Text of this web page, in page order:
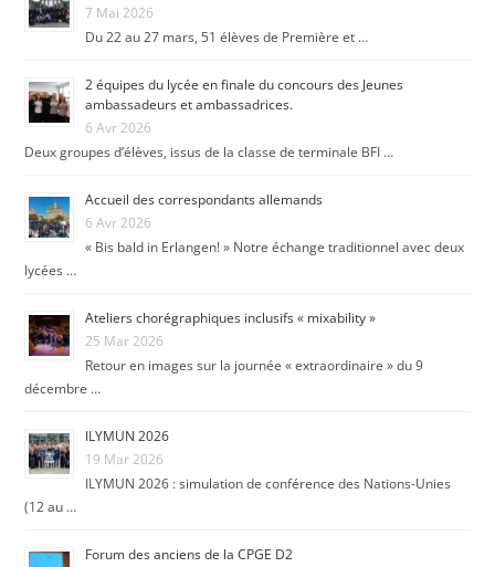
7 Mai 2026
Du 22 au 27 mars, 51 élèves de Première et …
2 équipes du lycée en finale du concours des Jeunes
ambassadeurs et ambassadrices.
6 Avr 2026
Deux groupes d’élèves, issus de la classe de terminale BFI …
Accueil des correspondants allemands
6 Avr 2026
« Bis bald in Erlangen! » Notre échange traditionnel avec deux
lycées …
Ateliers chorégraphiques inclusifs « mixability »
25 Mar 2026
Retour en images sur la journée « extraordinaire » du 9
décembre …
ILYMUN 2026
19 Mar 2026
ILYMUN 2026 : simulation de conférence des Nations-Unies
(12 au …
Forum des anciens de la CPGE D2